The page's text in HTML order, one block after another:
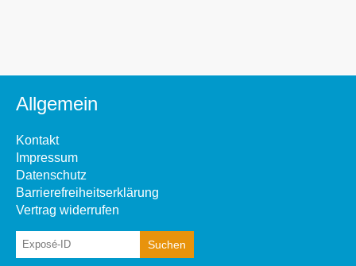
Allgemein
Kontakt
Impressum
Datenschutz
Barrierefreiheitserklärung
Vertrag widerrufen